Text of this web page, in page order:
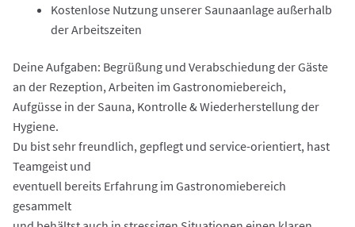
Kostenlose Nutzung unserer Saunaanlage außerhalb
der Arbeitszeiten
Deine Aufgaben: Begrüßung und Verabschiedung der Gäste
an der Rezeption, Arbeiten im Gastronomiebereich,
Aufgüsse in der Sauna, Kontrolle & Wiederherstellung der
Hygiene.
Du bist sehr freundlich, gepflegt und service-orientiert, hast
Teamgeist und
eventuell bereits Erfahrung im Gastronomiebereich
gesammelt